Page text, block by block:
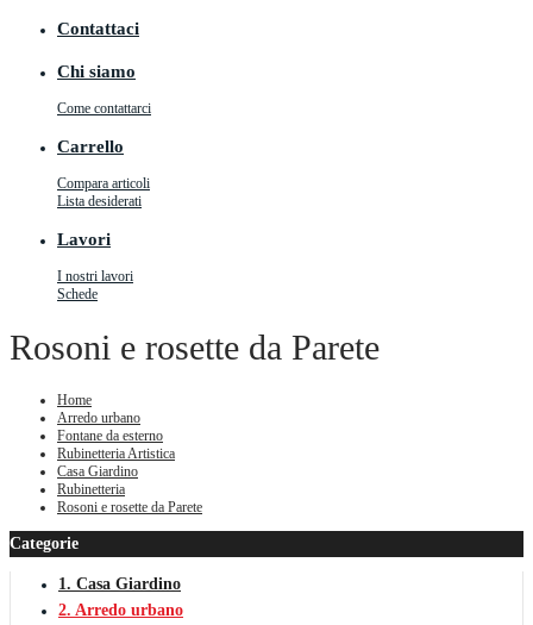
Contattaci
Chi siamo
Come contattarci
Carrello
Compara articoli
Lista desiderati
Lavori
I nostri lavori
Schede
Rosoni e rosette da Parete
Home
Arredo urbano
Fontane da esterno
Rubinetteria Artistica
Casa Giardino
Rubinetteria
Rosoni e rosette da Parete
Categorie
1. Casa Giardino
2. Arredo urbano